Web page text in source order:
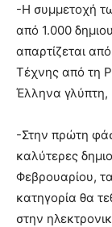
-Η συμμετοχή
από 1.000
απαρτίζεται
Τέχνης από τη
Έλληνα γλύπτη,
-Στην πρώτη
καλύτερες
Φεβρουαρίου,
κατηγορία θα
στην